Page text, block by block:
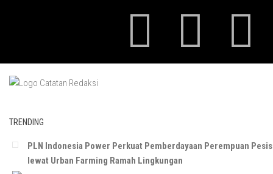
TRENDING
PLN Indonesia Power Perkuat Pemberdayaan Perempuan
lewat Urban Farming Ramah Lingkungan